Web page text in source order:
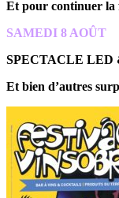
Et pour continuer la
SAMEDI 8 AOÛT
SPECTACLE LED
Et bien d’autres